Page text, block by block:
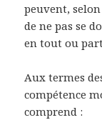
peuvent,
de ne pas se
en tout ou
Aux termes
compétence
comprend :